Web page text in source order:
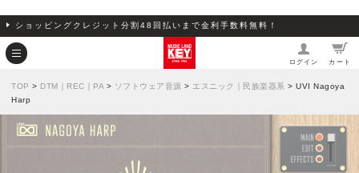
ショッピングクレジット分割48回払いまで金利手数料無料！
ログイン カート
TOP > DTM｜REC｜PA > ソフトウェア音源 > エスニック｜民族楽器系 > UVI Nagoya
Harp